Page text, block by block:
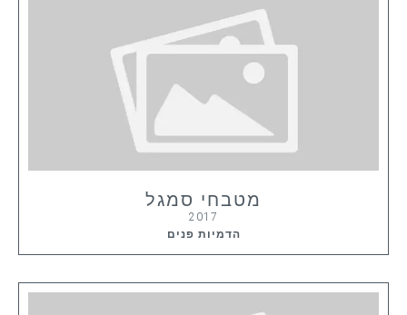
מטבחי סמגל
2017
הדמיות פנים